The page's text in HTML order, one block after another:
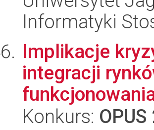
Informatyki
Implikacje
integracji
Konkurs: OPUS